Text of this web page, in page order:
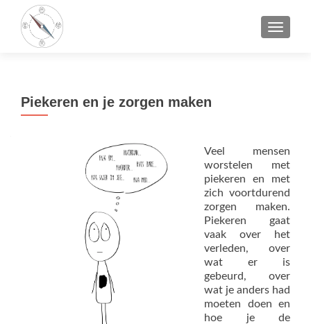
Piekeren en je zorgen maken
Veel mensen
worstelen met
piekeren en met
zich voortdurend
zorgen maken.
Piekeren gaat
vaak over het
verleden, over
wat er is
gebeurd, over
wat je anders had
moeten doen en
hoe je de